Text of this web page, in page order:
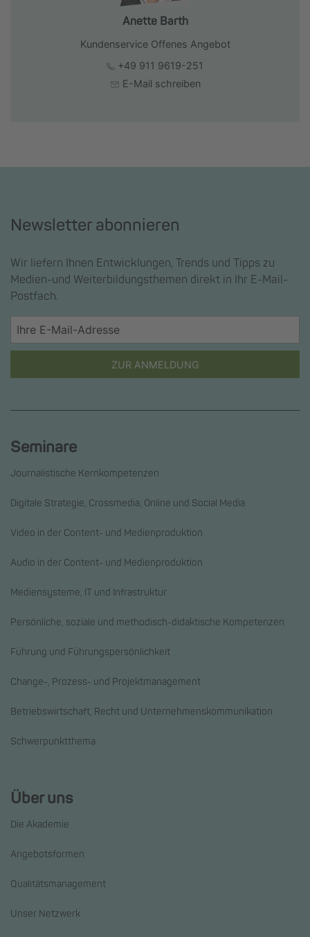
Anette Barth
Kundenservice Offenes Angebot
+49 911 9619-251
E-Mail schreiben
Newsletter abonnieren
Wir liefern Ihnen Entwicklungen, Trends und Tipps zu
Medien-und Weiterbildungsthemen direkt in Ihr E-Mail-
Postfach.
ZUR ANMELDUNG
Seminare
Journalistische Kernkompetenzen
Digitale Strategie, Crossmedia, Online und Social Media
Video in der Content- und Medienproduktion
Audio in der Content- und Medienproduktion
Mediensysteme, IT und Infrastruktur
Persönliche, soziale und methodisch-didaktische Kompetenzen
Führung und Führungspersönlichkeit
Change-, Prozess- und Projektmanagement
Betriebswirtschaft, Recht und Unternehmenskommunikation
Schwerpunktthema
Über uns
Die Akademie
Angebotsformen
Qualitätsmanagement
Unser Netzwerk